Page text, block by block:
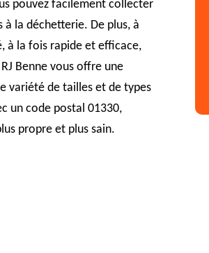
pouvez facilement collecter
la déchetterie. De plus, à
à la fois rapide et efficace,
Benne vous offre une
variété de tailles et de types
un code postal 01330,
propre et plus sain.